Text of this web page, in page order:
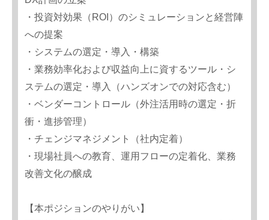
・投資対効果（ROI）のシミュレーションと経営陣
への提案
・システムの選定・導入・構築
・業務効率化および収益向上に資するツール・シ
ステムの選定・導入（ハンズオンでの対応含む）
・ベンダーコントロール（外注活用時の選定・折
衝・進捗管理）
・チェンジマネジメント（社内定着）
・現場社員への教育、運用フローの定着化、業務
改善文化の醸成
【本ポジションのやりがい】